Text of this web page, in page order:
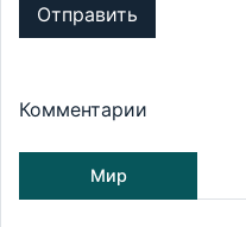
Отправить
Комментарии
Мир